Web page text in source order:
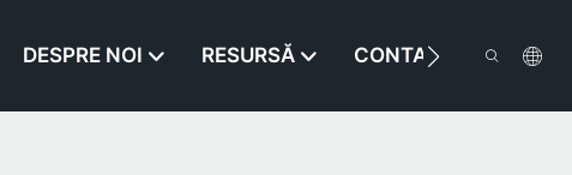
DESPRE NOI RESURSĂ CONTACTAŢI-NE